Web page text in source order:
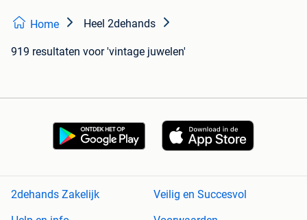
Home Heel 2dehands
919 resultaten voor 'vintage juwelen'
2dehands Zakelijk
Veilig en Succesvol